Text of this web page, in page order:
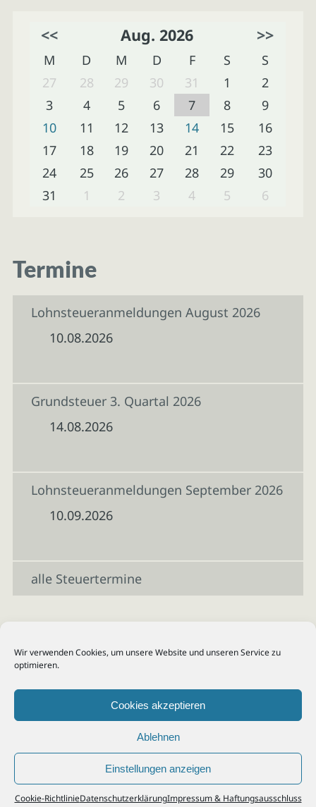
Wir verwenden Cookies, um unsere Website und unseren Service zu
optimieren.
Cookies akzeptieren
Ablehnen
Einstellungen anzeigen
Cookie-RichtlinieDatenschutzerklärungImpressum & Haftungsausschluss
<< Aug. 2026 >>
M D M D F S
S
27
28 29 30 31 1
2
3
4 5 6 7 8
9
10
11 12 13 14 15
16
17
18 19 20 21 22
23
24
25 26 27 28 29
30
31
1 2 3 4 5 6
Termine
Lohnsteueranmeldungen August 2026
10.08.2026
Grundsteuer 3. Quartal 2026
14.08.2026
Lohnsteueranmeldungen September 2026
10.09.2026
alle Steuertermine
© 2026Steuerberater Kempf, Köln - Steuerberatung Poll, Porz, Deutz, Mülheim,